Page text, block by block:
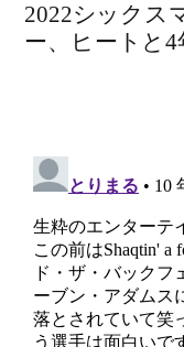
2022シックス
ー、ヒートと